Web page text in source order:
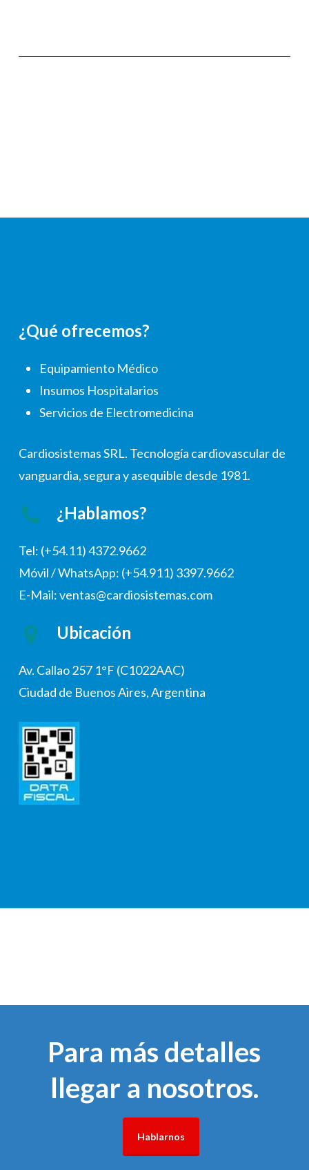
¿Qué ofrecemos?
Equipamiento Médico
Insumos Hospitalarios
Servicios de Electromedicina
Cardiosistemas SRL. Tecnología cardiovascular de
vanguardia, segura y asequible desde 1981.
¿Hablamos?
Tel: (+54.11) 4372.9662
Móvil / WhatsApp: (+54.911) 3397.9662
E-Mail: ventas@cardiosistemas.com
Ubicación
Av. Callao 257 1°F (C1022AAC)
Ciudad de Buenos Aires, Argentina
Para más detalles
llegar a nosotros.
Hablarnos